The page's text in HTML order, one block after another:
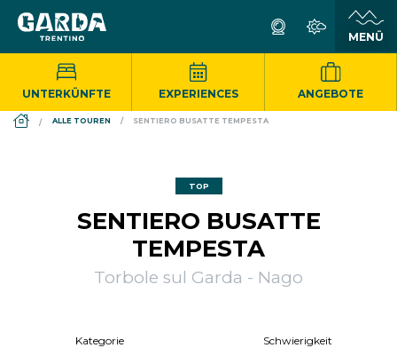
UNTERKÜNFTE EXPERIENCES ANGEBOTE
DS_BREADCRUMB.HOME
ALLE TOUREN SENTIERO BUSATTE TEMPESTA
TOP
SENTIERO BUSATTE
TEMPESTA
Torbole sul Garda - Nago
Kategorie Schwierigkeit